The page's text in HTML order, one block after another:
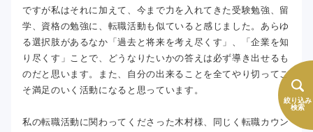
絞り込み
検索
ですが私はそれに加えて、今まで力を入れてきた受験勉強、留
学、資格の勉強に、転職活動も似ていると感じました。あらゆ
る選択肢があるなか「過去と将来を考え尽くす」、「企業を知
り尽くす」ことで、どうなりたいかの答えは必ず導き出せるも
のだと思います。また、自分の出来ることを全てやり切ってこ
そ満足のいく活動になると思っています。
私の転職活動に関わってくださった木村様、同じく転職カウン